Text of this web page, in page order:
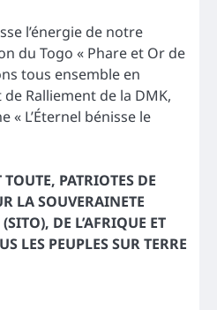
l’énergie de notre
du Togo « Phare et Or de
tous ensemble en
Ralliement de la DMK,
« L’Éternel bénisse le
PATRIOTES DE
LA SOUVERAINETE
DE L’AFRIQUE ET
LES PEUPLES SUR TERRE